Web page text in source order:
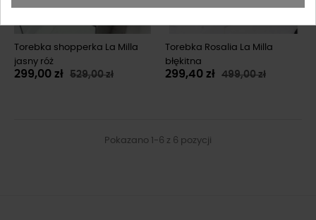
Torebka shopperka La Milla
jasny róż
299,00 zł 529,00 zł
Torebka Rosalia La Milla
błękitna
299,40 zł 499,00 zł
Pokazano 1-6 z 6 pozycji